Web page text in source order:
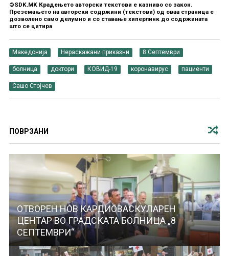
©SDK.MK Крадењето авторски текстови е казниво со закон.
Преземањето на авторски содржини (текстови) од оваа страница е
дозволено само делумно и со ставање хиперлинк до содржината
што се цитира
Македонија Нераскажани приказни 8 Септември
болница доктори КОВИД-19 коронавирус пациенти
Сашо Стојчев
ПОВРЗАНИ
ОТВОРЕН НОВ КАРДИОВАСКУЛАРЕН
ЦЕНТАР ВО ГРАДСКАТА БОЛНИЦА „8
СЕПТЕМВРИ“